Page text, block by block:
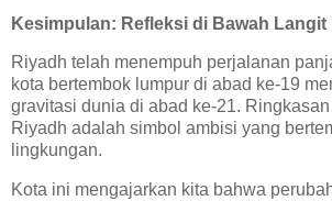
Kesimpulan: Refleksi di Bawah Langit
Riyadh telah menempuh perjalanan
kota bertembok lumpur di abad ke-19
gravitasi dunia di abad ke-21.
Riyadh adalah simbol ambisi yang
lingkungan.
Kota ini mengajarkan kita bahwa